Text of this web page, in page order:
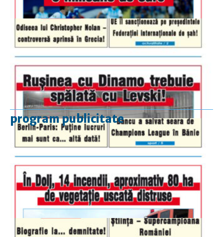
program publicitate
luni-vineri
9.00 - 17.00
duminică
9.00 - 12.00